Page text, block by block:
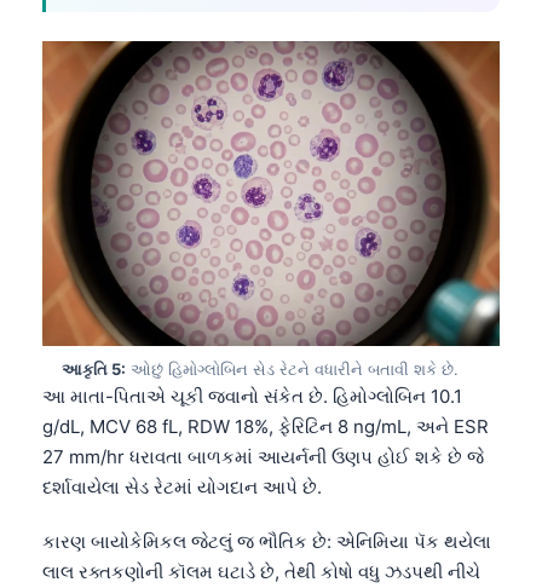
આકૃતિ 5: ઓછું હિમોગ્લોબિન સેડ રેટને વધારીને બતાવી શકે છે.
આ માતા-પિતાએ ચૂકી જવાનો સંકેત છે. હિમોગ્લોબિન 10.1
g/dL, MCV 68 fL, RDW 18%, ફેરિટિન 8 ng/mL, અને ESR
27 mm/hr ધરાવતા બાળકમાં આયર્નની ઉણપ હોઈ શકે છે જે
દર્શાવાયેલા સેડ રેટમાં યોગદાન આપે છે.
કારણ બાયોકેમિકલ જેટલું જ ભૌતિક છે: એનિમિયા પૅક થયેલા
લાલ રક્તકણોની કૉલમ ઘટાડે છે, તેથી કોષો વધુ ઝડપથી નીચે